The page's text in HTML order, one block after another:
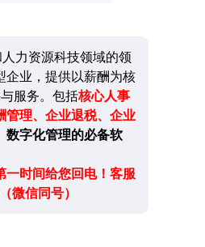
力资源科技领域的领
企业，提供以薪酬为核
服务。包括核心人事
管理、企业退税、企业
数字化管理的必备软
一时间给您回电！客服
微信同号）